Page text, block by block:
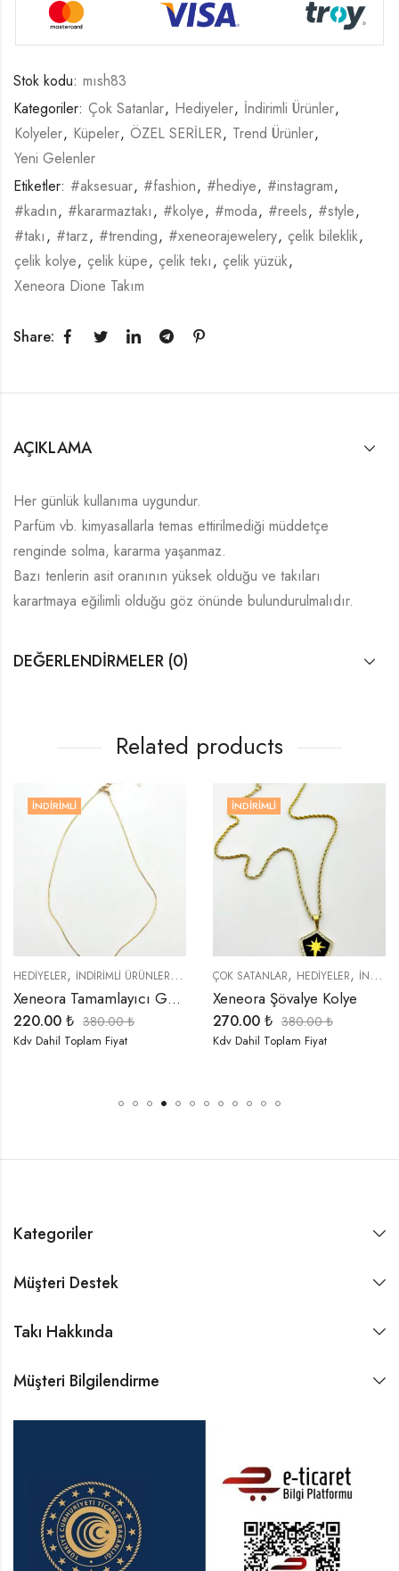
Stok kodu: mısh83
Kategoriler: Çok Satanlar, Hediyeler, İndirimli Ürünler,
Kolyeler, Küpeler, ÖZEL SERİLER, Trend Ürünler,
Yeni Gelenler
Etiketler: #aksesuar, #fashion, #hediye, #instagram,
#kadın, #kararmaztakı, #kolye, #moda, #reels, #style,
#takı, #tarz, #trending, #xeneorajewelery, çelik bileklik,
çelik kolye, çelik küpe, çelik tekı, çelik yüzük,
Xeneora Dione Takım
Share:
AÇIKLAMA
Her günlük kullanıma uygundur.
Parfüm vb. kimyasallarla temas ettirilmediği müddetçe
renginde solma, kararma yaşanmaz.
Bazı tenlerin asit oranının yüksek olduğu ve takıları
karartmaya eğilimli olduğu göz önünde bulundurulmalıdır.
DEĞERLENDIRMELER (0)
Related products
ÜRÜNLER ,YENI GELENLER
İNDIRIMLI
HEDIYELER, İNDIRIMLI ÜRÜNLER, KOLYELER, ÖZEL SERİLER,TREND ÜRÜNLER
Xeneora Tamamlayıcı Gold İnce Kolye
220.00 ₺ 380.00₺
Kdv Dahil Toplam Fiyat
İNDIRIMLI
ÇOK SATANLAR, HEDIYELER, İNDIRIMLI ÜRÜNLER
Xeneora Şövalye Kolye
270.00 ₺ 380.00₺
Kdv Dahil Toplam Fiyat
Kategoriler
Müşteri Destek
Takı Hakkında
Müşteri Bilgilendirme